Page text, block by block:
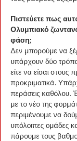
Πιστεύετε πως
Ολυμπιακό
φάση;
Δεν μπορούμε να
υπάρχουν δύο
είτε να είσαι στους
προκριματικά.
περάσεις καθόλου.
με το νέο της
περιμένουμε να
υπόλοιπες ομάδες
πάρουμε τους